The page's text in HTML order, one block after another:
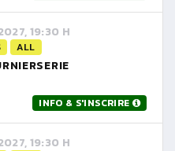
19:30 H
ALL
INFO & S'INSCRIRE
19:30 H